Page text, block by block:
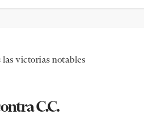
las victorias notables
C.C.